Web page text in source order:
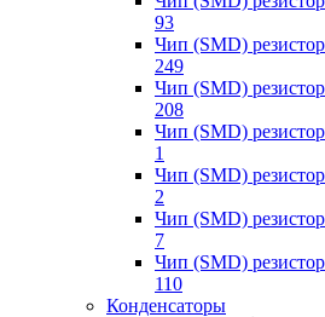
93
Чип (SMD)
249
Чип (SMD)
208
Чип (SMD)
1
Чип (SMD)
2
Чип (SMD)
7
Чип (SMD)
110
Конденсаторы